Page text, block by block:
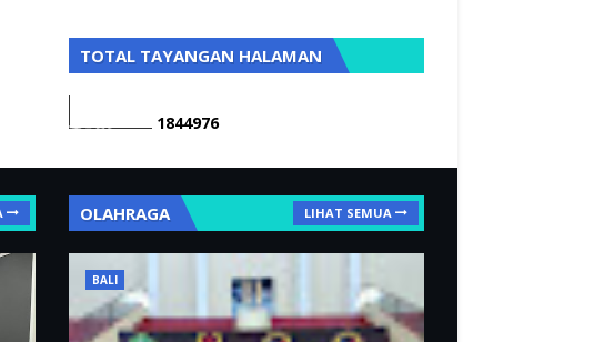
TOTAL TAYANGAN HALAMAN
1844976
OLAHRAGA LIHAT SEMUA
BALI